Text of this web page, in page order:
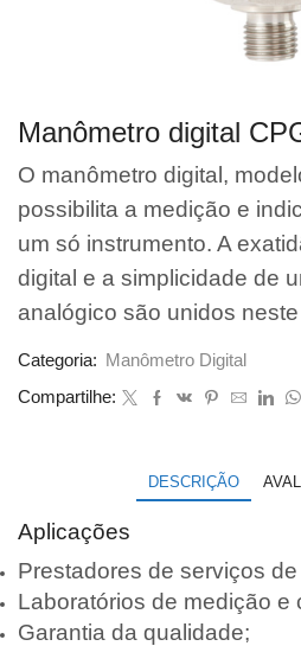
Manômetro digital
O manômetro digital,
possibilita a medição e
um só instrumento. A
digital e a simplicidade de
analógico são unidos
Categoria:
Manômetro Digital
Compartilhe:
DESCRIÇÃO
Aplicações
Prestadores de serviços
Laboratórios de medição e
Garantia da qualidade;